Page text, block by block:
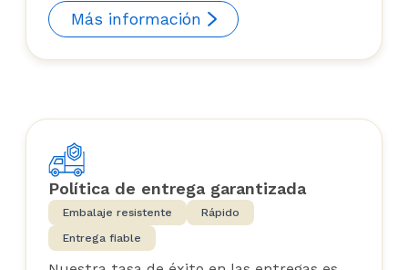
Más información
Política de entrega garantizada
Embalaje resistente
Rápido
Entrega fiable